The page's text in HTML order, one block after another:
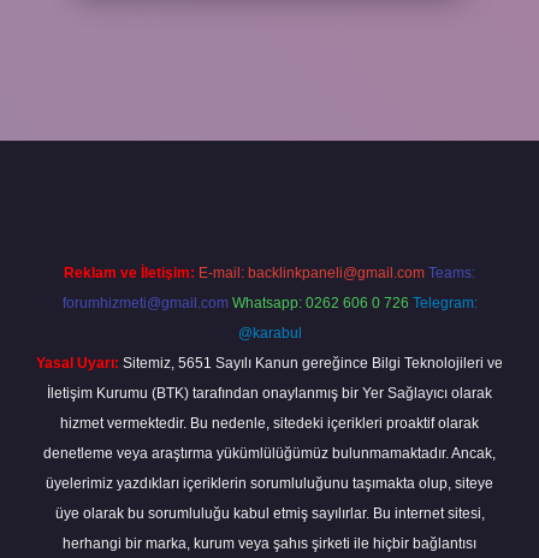
Reklam ve İletişim: E-mail: backlinkpaneli@gmail.com Teams:
forumhizmeti@gmail.com Whatsapp: 0262 606 0 726 Telegram:
@karabul
Yasal Uyarı: Sitemiz, 5651 Sayılı Kanun gereğince Bilgi Teknolojileri ve
İletişim Kurumu (BTK) tarafından onaylanmış bir Yer Sağlayıcı olarak
hizmet vermektedir. Bu nedenle, sitedeki içerikleri proaktif olarak
denetleme veya araştırma yükümlülüğümüz bulunmamaktadır. Ancak,
üyelerimiz yazdıkları içeriklerin sorumluluğunu taşımakta olup, siteye
üye olarak bu sorumluluğu kabul etmiş sayılırlar. Bu internet sitesi,
herhangi bir marka, kurum veya şahıs şirketi ile hiçbir bağlantısı